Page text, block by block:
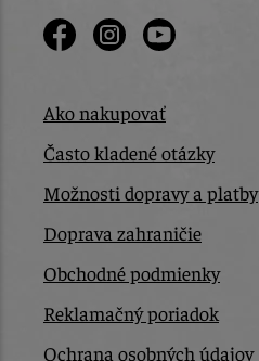
Ako nakupovať
Často kladené otázky
Možnosti dopravy a platby
Doprava zahraničie
Obchodné podmienky
Reklamačný poriadok
Ochrana osobných údajov